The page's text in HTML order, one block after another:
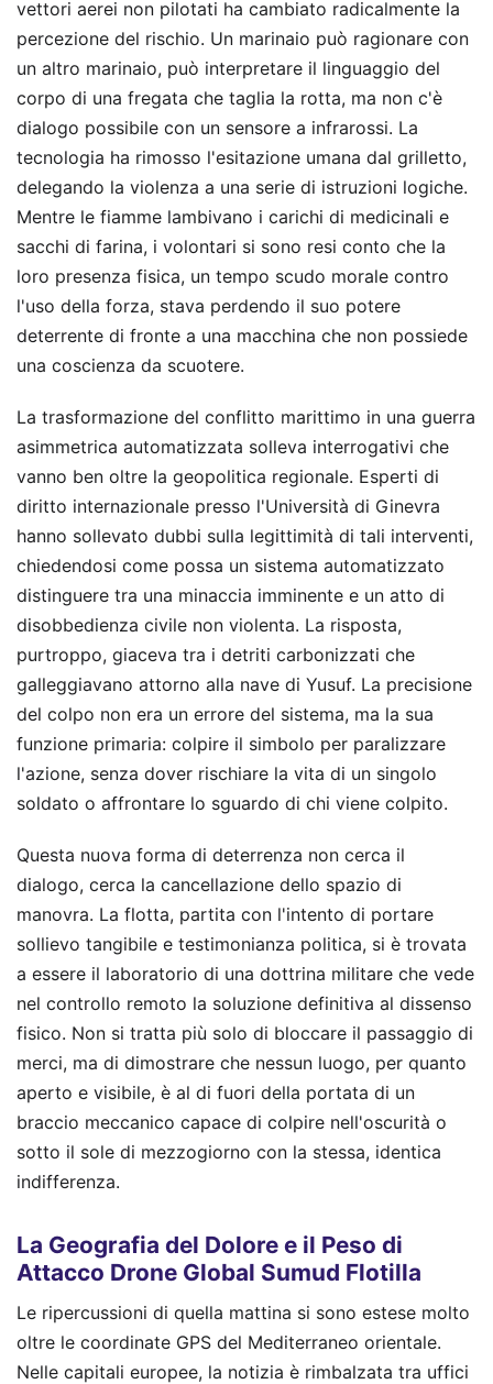
vettori aerei non pilotati ha cambiato radicalmente la
percezione del rischio. Un marinaio può ragionare con
un altro marinaio, può interpretare il linguaggio del
corpo di una fregata che taglia la rotta, ma non c'è
dialogo possibile con un sensore a infrarossi. La
tecnologia ha rimosso l'esitazione umana dal grilletto,
delegando la violenza a una serie di istruzioni logiche.
Mentre le fiamme lambivano i carichi di medicinali e
sacchi di farina, i volontari si sono resi conto che la
loro presenza fisica, un tempo scudo morale contro
l'uso della forza, stava perdendo il suo potere
deterrente di fronte a una macchina che non possiede
una coscienza da scuotere.
La trasformazione del conflitto marittimo in una guerra
asimmetrica automatizzata solleva interrogativi che
vanno ben oltre la geopolitica regionale. Esperti di
diritto internazionale presso l'Università di Ginevra
hanno sollevato dubbi sulla legittimità di tali interventi,
chiedendosi come possa un sistema automatizzato
distinguere tra una minaccia imminente e un atto di
disobbedienza civile non violenta. La risposta,
purtroppo, giaceva tra i detriti carbonizzati che
galleggiavano attorno alla nave di Yusuf. La precisione
del colpo non era un errore del sistema, ma la sua
funzione primaria: colpire il simbolo per paralizzare
l'azione, senza dover rischiare la vita di un singolo
soldato o affrontare lo sguardo di chi viene colpito.
Questa nuova forma di deterrenza non cerca il
dialogo, cerca la cancellazione dello spazio di
manovra. La flotta, partita con l'intento di portare
sollievo tangibile e testimonianza politica, si è trovata
a essere il laboratorio di una dottrina militare che vede
nel controllo remoto la soluzione definitiva al dissenso
fisico. Non si tratta più solo di bloccare il passaggio di
merci, ma di dimostrare che nessun luogo, per quanto
aperto e visibile, è al di fuori della portata di un
braccio meccanico capace di colpire nell'oscurità o
sotto il sole di mezzogiorno con la stessa, identica
indifferenza.
La Geografia del Dolore e il Peso di
Attacco Drone Global Sumud Flotilla
Le ripercussioni di quella mattina si sono estese molto
oltre le coordinate GPS del Mediterraneo orientale.
Nelle capitali europee, la notizia è rimbalzata tra uffici